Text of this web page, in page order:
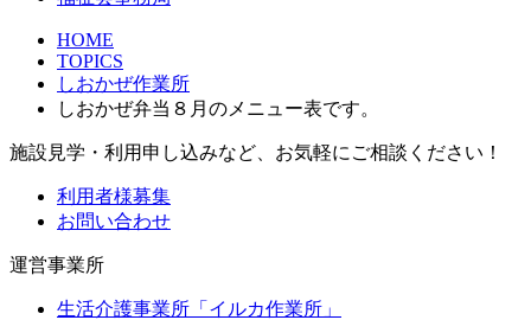
HOME
TOPICS
しおかぜ作業所
しおかぜ弁当８月のメニュー表です。
施設見学・利用申し込みなど、お気軽にご相談ください！
利用者様募集
お問い合わせ
運営事業所
生活介護事業所「イルカ作業所」